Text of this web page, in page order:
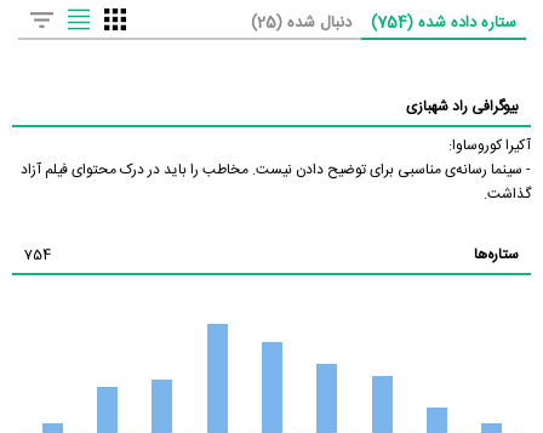
ستاره داده شده (754) دنبال شده (25)
بیوگرافی راد شهبازی
آکیرا کوروساوا:
- سینما رسانه‌ی مناسبی برای توضیح دادن نیست. مخاطب را باید در درک محتوای فیلم آزاد
گذاشت.
ستاره‌ها 754